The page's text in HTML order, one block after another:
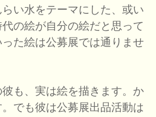
い水をテーマにした、或い
の絵が自分の絵だと思って
た絵は公募展では通りませ
も、実は絵を描きます。か
でも彼は公募展出品活動は